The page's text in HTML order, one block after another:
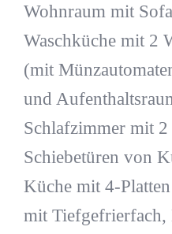
Wohnraum mit
Waschküche mit 2
(mit
und
Schlafzimmer mit
Schiebetüren von
Küche mit 4-
mit